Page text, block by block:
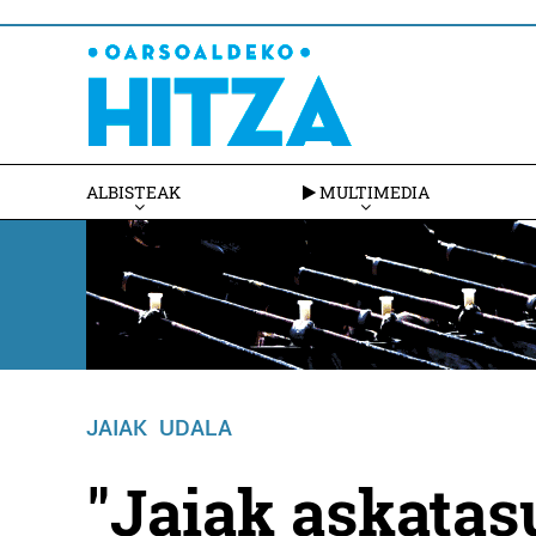
ALBISTEAK MULTIMEDIA
JAIAK UDALA
"Jaiak